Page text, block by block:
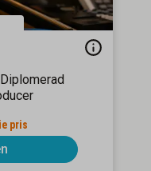
pris